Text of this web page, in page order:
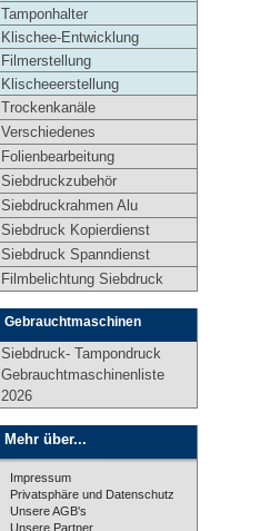
Tamponhalter
Klischee-Entwicklung
Filmerstellung
Klischeeerstellung
Trockenkanäle
Verschiedenes
Folienbearbeitung
Siebdruckzubehör
Siebdruckrahmen Alu
Siebdruck Kopierdienst
Siebdruck Spanndienst
Filmbelichtung Siebdruck
Gebrauchtmaschinen
Siebdruck- Tampondruck
Gebrauchtmaschinenliste
2026
Mehr über...
Impressum
Privatsphäre und Datenschutz
Unsere AGB's
Unsere Partner